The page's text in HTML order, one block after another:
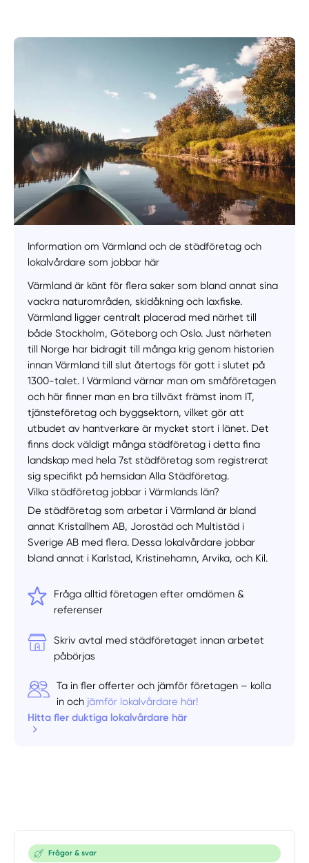
Information om Värmland och de städföretag och
lokalvårdare som jobbar här
Värmland är känt för flera saker som bland annat sina
vackra naturområden, skidåkning och laxfiske.
Värmland ligger centralt placerad med närhet till
både Stockholm, Göteborg och Oslo. Just närheten
till Norge har bidragit till många krig genom historien
innan Värmland till slut återtogs för gott i slutet på
1300-talet. I Värmland värnar man om småföretagen
och här finner man en bra tillväxt främst inom IT,
tjänsteföretag och byggsektorn, vilket gör att
utbudet av hantverkare är mycket stort i länet. Det
finns dock väldigt många städföretag i detta fina
landskap med hela 7st städföretag som registrerat
sig specifikt på hemsidan Alla Städföretag.
Vilka städföretag jobbar i Värmlands län?
De städföretag som arbetar i Värmland är bland
annat Kristallhem AB, Jorostäd och Multistäd i
Sverige AB med flera. Dessa lokalvårdare jobbar
bland annat i Karlstad, Kristinehamn, Arvika, och Kil.
Fråga alltid företagen efter omdömen &
referenser
Skriv avtal med städföretaget innan arbetet
påbörjas
Ta in fler offerter och jämför företagen – kolla
in och jämför lokalvårdare här!
Hitta fler duktiga lokalvårdare här
Frågor & svar